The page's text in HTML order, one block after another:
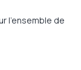
l'ensemble de